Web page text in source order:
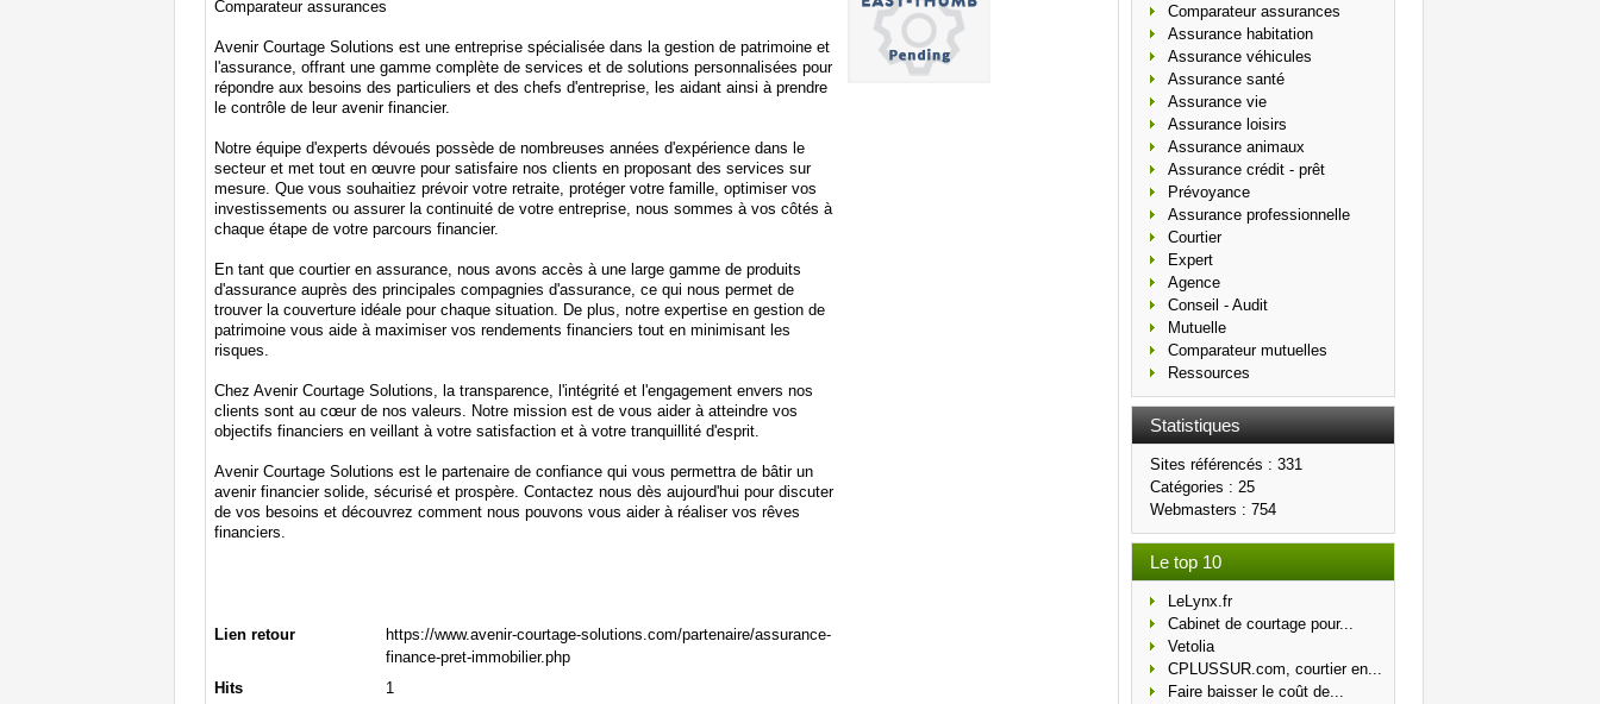
Comparateur assurances
Assurance habitation
Assurance véhicules
Assurance santé
Assurance vie
Assurance loisirs
Assurance animaux
Assurance crédit - prêt
Prévoyance
Assurance professionnelle
Courtier
Expert
Agence
Conseil - Audit
Mutuelle
Comparateur mutuelles
Ressources
Statistiques
Sites référencés : 331
Catégories : 25
Webmasters : 754
Le top 10
LeLynx.fr
Cabinet de courtage pour...
Vetolia
CPLUSSUR.com, courtier en...
Faire baisser le coût de...
Comparateur assurances
Avenir Courtage Solutions est une entreprise spécialisée dans la gestion de patrimoine et
l'assurance, offrant une gamme complète de services et de solutions personnalisées pour
répondre aux besoins des particuliers et des chefs d'entreprise, les aidant ainsi à prendre
le contrôle de leur avenir financier.
Notre équipe d'experts dévoués possède de nombreuses années d'expérience dans le
secteur et met tout en œuvre pour satisfaire nos clients en proposant des services sur
mesure. Que vous souhaitiez prévoir votre retraite, protéger votre famille, optimiser vos
investissements ou assurer la continuité de votre entreprise, nous sommes à vos côtés à
chaque étape de votre parcours financier.
En tant que courtier en assurance, nous avons accès à une large gamme de produits
d'assurance auprès des principales compagnies d'assurance, ce qui nous permet de
trouver la couverture idéale pour chaque situation. De plus, notre expertise en gestion de
patrimoine vous aide à maximiser vos rendements financiers tout en minimisant les
risques.
Chez Avenir Courtage Solutions, la transparence, l'intégrité et l'engagement envers nos
clients sont au cœur de nos valeurs. Notre mission est de vous aider à atteindre vos
objectifs financiers en veillant à votre satisfaction et à votre tranquillité d'esprit.
Avenir Courtage Solutions est le partenaire de confiance qui vous permettra de bâtir un
avenir financier solide, sécurisé et prospère. Contactez nous dès aujourd'hui pour discuter
de vos besoins et découvrez comment nous pouvons vous aider à réaliser vos rêves
financiers.
Lien retour
https://www.avenir-courtage-solutions.com/partenaire/assurance-
finance-pret-immobilier.php
Hits
1